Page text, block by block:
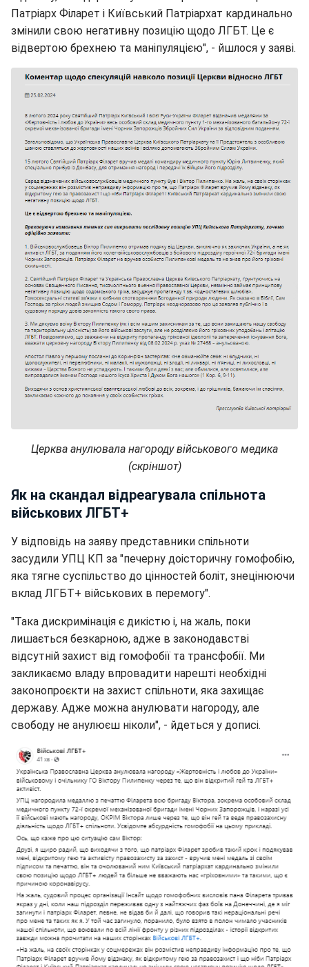
Патріарх Філарет і Київський Патріархат кардинально
змінили свою негативну позицію щодо ЛГБТ. Це є
відвертою брехнею та маніпуляцією", - йшлося у заяві.
Церква анулювала нагороду військового медика
(скріншот)
Як на скандал відреагувала спільнота
військових ЛГБТ+
У відповідь на заяву представники спільноти
засудили УПЦ КП за "печерну доісторичну гомофобію,
яка тягне суспільство до цінностей боліт, знецінюючи
вклад ЛГБТ+ військових в перемогу".
"Така дискримінація є дикістю і, на жаль, поки
лишається безкарною, адже в законодавстві
відсутній захист від гомофобії та трансфобії. Ми
закликаємо владу впровадити нарешті необхідні
законопроєкти на захист спільноти, яка захищає
державу. Адже можна анулювати нагороду, але
свободу не анулюєш ніколи", - йдеться у дописі.